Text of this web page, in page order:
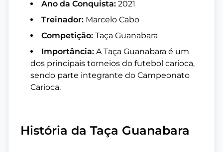
Ano da Conquista: 2021
Treinador: Marcelo Cabo
Competição: Taça Guanabara
Importância: A Taça Guanabara é um
dos principais torneios do futebol carioca,
sendo parte integrante do Campeonato
Carioca.
História da Taça Guanabara